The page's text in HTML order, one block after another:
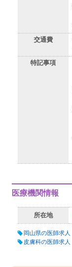
交通費
特記事項
医療機関情報
所在地
岡山県の医師求人
皮膚科の医師求人